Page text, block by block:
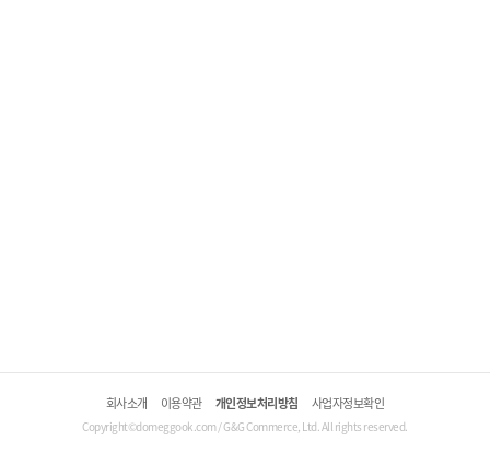
회사소개 이용약관 개인정보처리방침 사업자정보확인
Copyright©domeggook.com / G&G Commerce, Ltd. All rights reserved.